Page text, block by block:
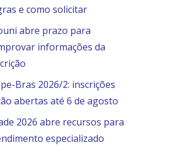
e como solicitar
abre prazo para
informações da
Bras 2026/2: inscrições
abertas até 6 de agosto
2026 abre recursos para
especializado